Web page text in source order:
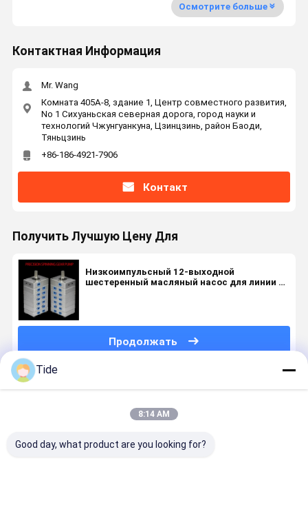
Осмотрите больше
Контактная Информация
Mr. Wang
Комната 405A-8, здание 1, Центр совместного развития,
No 1 Сихуаньская северная дорога, город науки и
технологий Чжунгуанкуна, Цзинцзинь, район Баоди,
Тяньцзинь
+86-186-4921-7906
Контакт
Получить Лучшую Цену Для
Низкоимпульсный 12-выходной
шестеренный масляный насос для линии по
Продолжать
Порекомендованные Продукты
Tide
8:14 AM
Good day, what product are you looking for?